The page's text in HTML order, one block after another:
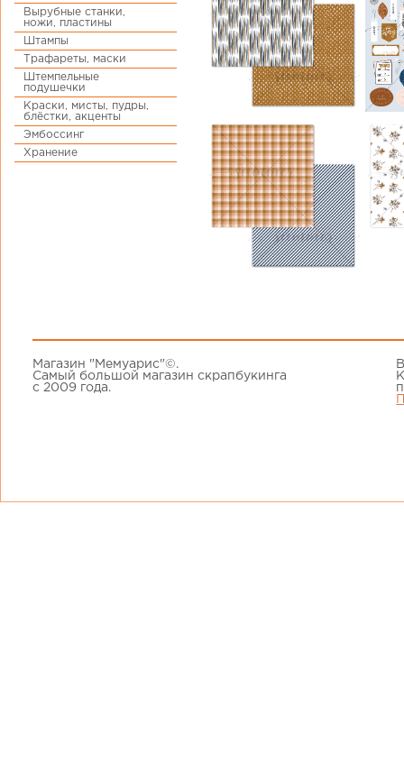
Вырубные станки,
ножи, пластины
Штампы
Трафареты, маски
Штемпельные
подушечки
Краски, мисты, пудры,
блёстки, акценты
Эмбоссинг
Хранение
Магазин "Мемуарис"©.
Самый большой магазин скрапбукинга
с 2009 года.